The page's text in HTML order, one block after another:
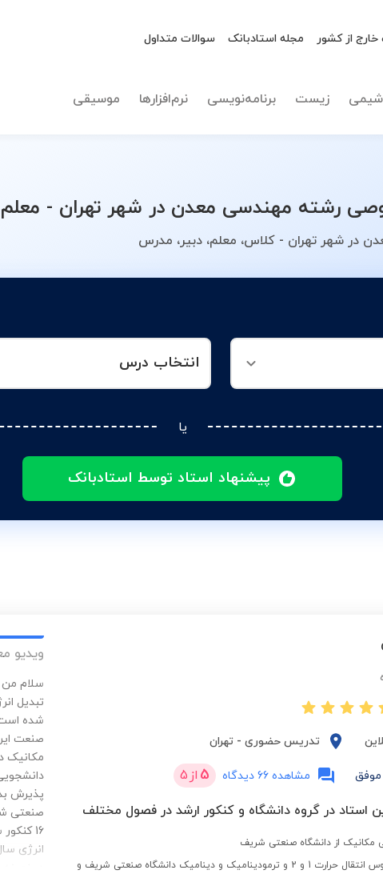
از کشور مجله استادبانک سوالات متداول
شیمی زیست برنامه‌نویسی نرم‌افزارها موسیقی
رشته مهندسی معدن در شهر تهران -
در شهر تهران - کلاس، معلم، دبیر، مدرس
انتخاب درس
یا
پیشنهاد استاد توسط استادبانک
نوع تدریس
تدریس حضوری - تهران
مشاهده 66 دیدگاه 5 از 5
مکانیک از دانشگاه صنعتی شریف
تدریس یار دروس انتقال حرارت 1 و 2 و ترمودینامیک و دینامیک دانشگاه صنعتی شریف و
ویدیو
سلام
تبدیل
پذیرش
16